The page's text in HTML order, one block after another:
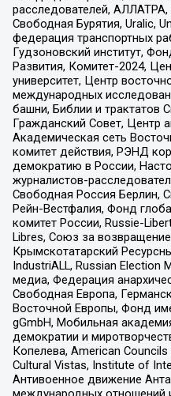
расследователей,
Свободная Бурятия, Uralic,
федерация транспортных
Гудзоновский институт,
Развития, Комитет-2024,
университет, Центр
международных
башни, Библии и трактатов
Гражданский Совет, Центр
Академическая сеть
комитет действия, РЭНД
демократию в России,
журналистов-
Свободная Россия Берлин,
Рейн-Вестфалия, Фонд
комитет России, Russie-
Libres, Союз за
Крымскотатарский
IndustriALL, Russian Election
медиа, Федерация
Свободная Европа,
Восточной Европы, Фонд
gGmbH, Мобильная
демократии и
Копелева, American
Cultural Vistas, Institute of
Антивоенное движение